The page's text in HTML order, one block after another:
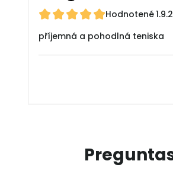
Hodnotené
příjemná a pohodlná teniska